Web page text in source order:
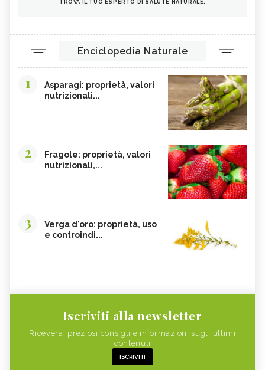
TROVA IL TUO ESPERTO DI SALUTE NATURALE.
Enciclopedia Naturale
1
Asparagi: proprietà, valori
nutrizionali...
2
Fragole: proprietà, valori
nutrizionali,...
3
Verga d'oro: proprietà, uso
e controindi...
Iscriviti alla newsletter
Riceverai preziosi consigli e informazioni sugli ultimi
contenuti
ISCRIVITI